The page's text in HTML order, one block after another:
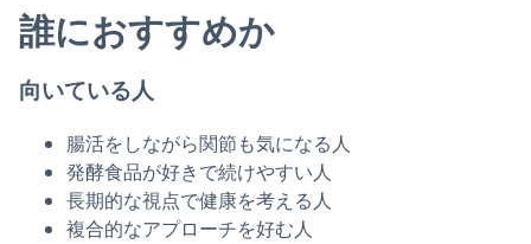
誰におすすめか
向いている人
腸活をしながら関節も気になる人
発酵食品が好きで続けやすい人
長期的な視点で健康を考える人
複合的なアプローチを好む人